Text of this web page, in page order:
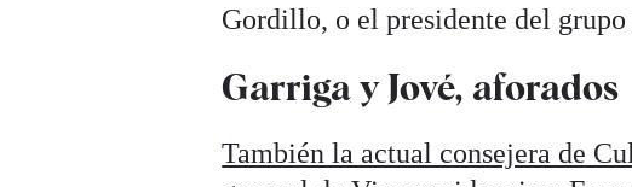
Gordillo, o el presidente del
Garriga y Jové, aforados
También la actual consejera de